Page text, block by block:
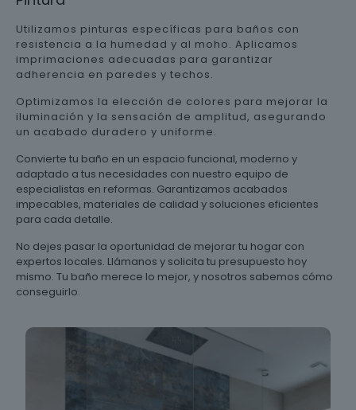
Utilizamos pinturas específicas para baños con
resistencia a la humedad y al moho. Aplicamos
imprimaciones adecuadas para garantizar
adherencia en paredes y techos.
Optimizamos la elección de colores para mejorar la
iluminación y la sensación de amplitud, asegurando
un acabado duradero y uniforme.
Convierte tu baño en un espacio funcional, moderno y
adaptado a tus necesidades con nuestro equipo de
especialistas en reformas. Garantizamos acabados
impecables, materiales de calidad y soluciones eficientes
para cada detalle.
No dejes pasar la oportunidad de mejorar tu hogar con
expertos locales. Llámanos y solicita tu presupuesto hoy
mismo. Tu baño merece lo mejor, y nosotros sabemos cómo
conseguirlo.